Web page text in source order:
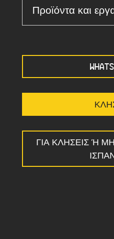
Προϊόντα και
ΓΙΑ ΚΛΉΣΕΙΣ Ή